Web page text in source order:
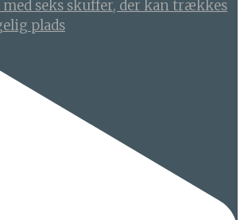
med seks skuffer, der kan trækkes
plads